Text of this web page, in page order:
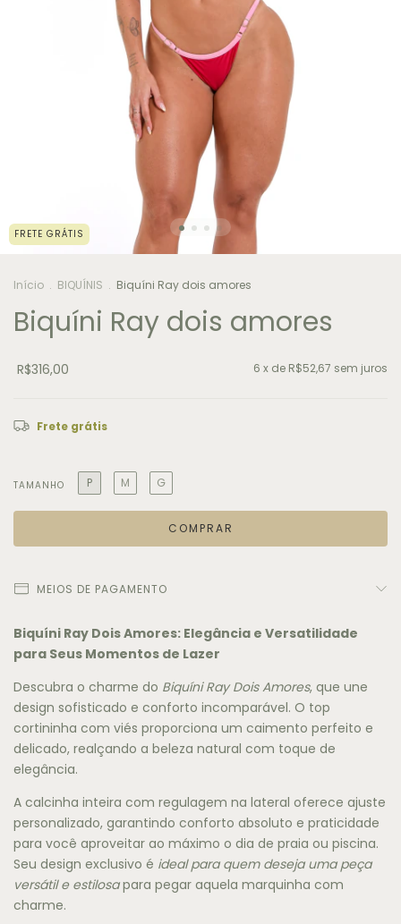
FRETE GRÁTIS
Início . BIQUÍNIS . Biquíni Ray dois amores
Biquíni Ray dois amores
R$316,00 6 x de R$52,67 sem juros
Frete grátis
TAMANHO P M G
MEIOS DE PAGAMENTO
Biquíni Ray Dois Amores: Elegância e Versatilidade
para Seus Momentos de Lazer
Descubra o charme do Biquíni Ray Dois Amores, que une
design sofisticado e conforto incomparável. O top
cortininha com viés proporciona um caimento perfeito e
delicado, realçando a beleza natural com toque de
elegância.
A calcinha inteira com regulagem na lateral oferece ajuste
personalizado, garantindo conforto absoluto e praticidade
para você aproveitar ao máximo o dia de praia ou piscina.
Seu design exclusivo é ideal para quem deseja uma peça
versátil e estilosapara pegar aquela marquinha com
charme.